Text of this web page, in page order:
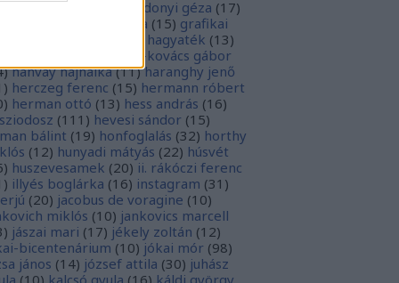
ferenc
gárdonyi géza (17)
grafika (15) grafikai
hagyaték (13)
hamvai-kovács gábor
) hanvay hajnalka (11) haranghy jenő
) herczeg ferenc (15) hermann róbert
) herman ottó (13) hess andrás (16)
(111 ) hevesi sándor (15)
bálint (19) honfoglalás (32) horthy
(12) hunyadi mátyás (22) húsvét
) huszevesamek (20) ii. rákóczi ferenc
) illyés boglárka (16) instagram (31 )
(20) jacobus de voragine (10)
miklós (10) jankovics marcell
) jászai mari (17) jékely zoltán (12)
bicentenárium (10) jókai mór (98)
jános (14) józsef attila (30) juhász
(10) kalcsó gyula (16) káldi györgy